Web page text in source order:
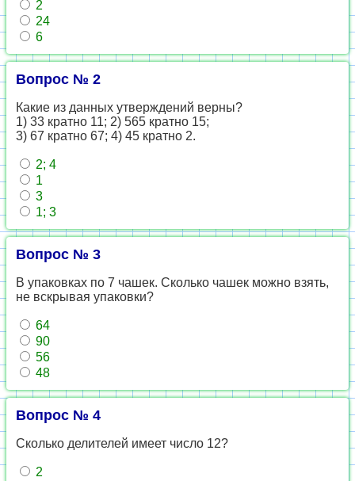
2
24
6
Вопрос № 2
Какие из данных утверждений верны?
1) 33 кратно 11; 2) 565 кратно 15;
3) 67 кратно 67; 4) 45 кратно 2.
2; 4
1
3
1; 3
Вопрос № 3
В упаковках по 7 чашек. Сколько чашек можно взять,
не вскрывая упаковки?
64
90
56
48
Вопрос № 4
Сколько делителей имеет число 12?
2